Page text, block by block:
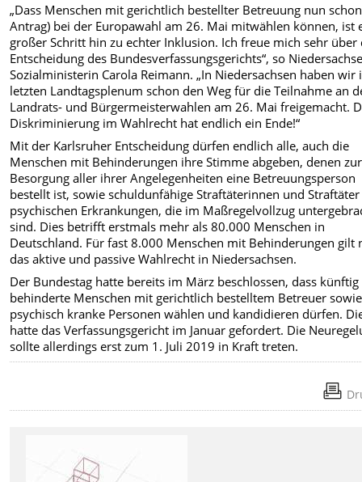
„Dass Menschen mit gerichtlich bestellter Betreuung nun
Antrag) bei der Europawahl am 26. Mai mitwählen können, ist
großer Schritt hin zu echter Inklusion. Ich freue mich sehr über
Entscheidung des Bundesverfassungsgerichts“, so
Sozialministerin Carola Reimann. „In Niedersachsen haben wir
letzten Landtagsplenum schon den Weg für die Teilnahme an
Landrats- und Bürgermeisterwahlen am 26. Mai freigemacht.
Diskriminierung im Wahlrecht hat endlich ein Ende!“
Mit der Karlsruher Entscheidung dürfen endlich alle, auch die
Menschen mit Behinderungen ihre Stimme abgeben, denen zur
Besorgung aller ihrer Angelegenheiten eine Betreuungsperson
bestellt ist, sowie schuldunfähige Straftäterinnen und
psychischen Erkrankungen, die im Maßregelvollzug
sind. Dies betrifft erstmals mehr als 80.000 Menschen in
Deutschland. Für fast 8.000 Menschen mit Behinderungen gilt
das aktive und passive Wahlrecht in Niedersachsen.
Der Bundestag hatte bereits im März beschlossen, dass künftig
behinderte Menschen mit gerichtlich bestelltem Betreuer sowie
psychisch kranke Personen wählen und kandidieren dürfen.
hatte das Verfassungsgericht im Januar gefordert. Die
sollte allerdings erst zum 1. Juli 2019 in Kraft treten.